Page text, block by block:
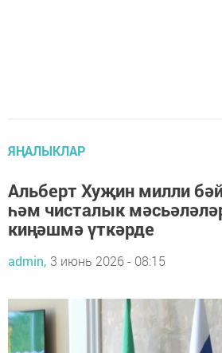
ЯҢАЛЫКЛАР
Альберт Хуҗин милли
һәм чисталык
киңәшмә үткәрде
admin, 3 июнь 2026 - 08:15